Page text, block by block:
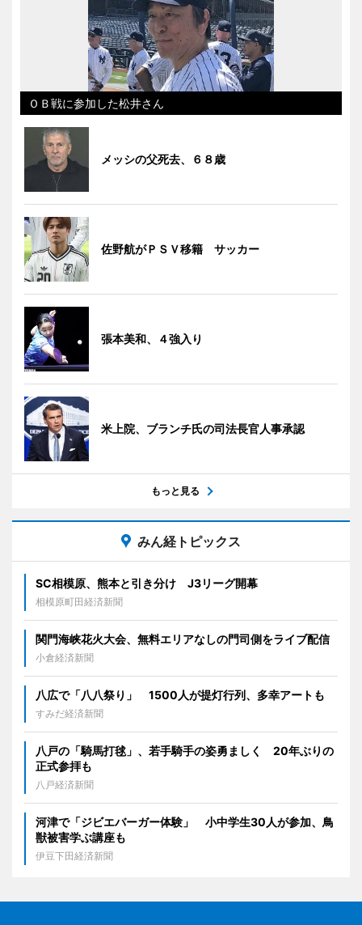
ＯＢ戦に参加した松井さん
メッシの父死去、６８歳
佐野航がＰＳＶ移籍 サッカー
張本美和、４強入り
米上院、ブランチ氏の司法長官人事承認
もっと見る
みん経トピックス
SC相模原、熊本と引き分け J3リーグ開幕
相模原町田経済新聞
関門海峡花火大会、無料エリアなしの門司側をライブ配信
小倉経済新聞
八広で「八八祭り」 1500人が提灯行列、多幸アートも
すみだ経済新聞
八戸の「騎馬打毬」、若手騎手の姿勇ましく 20年ぶりの
正式参拝も
八戸経済新聞
河津で「ジビエバーガー体験」 小中学生30人が参加、鳥
獣被害学ぶ講座も
伊豆下田経済新聞